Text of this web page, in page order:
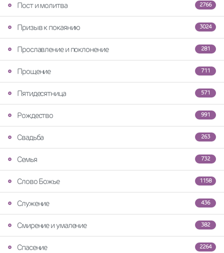
2766
Пост и молитва
3024
Призыв к покаянию
281
Прославление и поклонение
711
Прощение
571
Пятидесятница
991
Рождество
263
Свадьба
732
Семья
1158
Слово Божье
436
Служение
382
Смирение и умаление
2264
Спасение